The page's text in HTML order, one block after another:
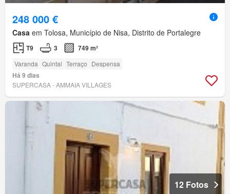
248 000 €
Casa em Tolosa, Município de Nisa, Distrito de Portalegre
T9 3 749 m²
Varanda Quintal Terraço Despensa
Há 9 dias
SUPERCASA - AMMAIA VILLAGES
12 Fotos